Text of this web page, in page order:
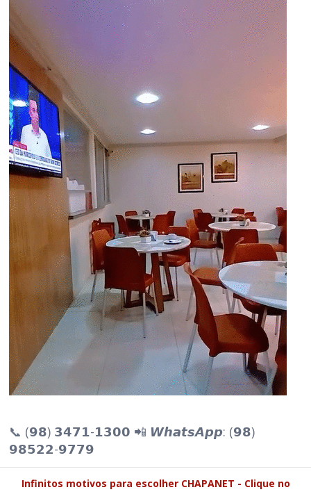
📞 (𝟵𝟴) 𝟯𝟰𝟳𝟭-𝟭𝟯𝟬𝟬 📲 𝙒𝙝𝙖𝙩𝙨𝘼𝙥𝙥: (𝟵𝟴)
𝟵𝟴𝟱𝟮𝟮-𝟵𝟳𝟳𝟵
Infinitos motivos para escolher CHAPANET - Clique no